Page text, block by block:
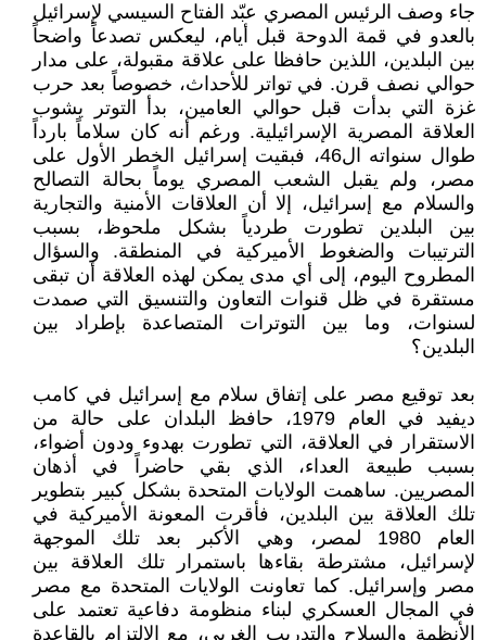
جاء وصف الرئيس المصري عبّد الفتاح السيسي لإسرائيل
بالعدو في قمة الدوحة قبل أيام، ليعكس تصدعاً واضحاً
بين البلدين، اللذين حافظا على علاقة مقبولة، على مدار
حوالي نصف قرن. في تواتر للأحداث، خصوصاً بعد حرب
غزة التي بدأت قبل حوالي العامين، بدأ التوتر يشوب
العلاقة المصرية الإسرائيلية. ورغم أنه كان سلاماً بارداً
طوال سنواته ال46، فبقيت إسرائيل الخطر الأول على
مصر، ولم يقبل الشعب المصري يوماً بحالة التصالح
والسلام مع إسرائيل، إلا أن العلاقات الأمنية والتجارية
بين البلدين تطورت طردياً بشكل ملحوظ، بسبب
الترتيبات والضغوط الأميركية في المنطقة. والسؤال
المطروح اليوم، إلى أي مدى يمكن لهذه العلاقة أن تبقى
مستقرة في ظل قنوات التعاون والتنسيق التي صمدت
لسنوات، وما بين التوترات المتصاعدة بإطراد بين
البلدين؟
بعد توقيع مصر على إتفاق سلام مع إسرائيل في كامب
ديفيد في العام 1979، حافظ البلدان على حالة من
الاستقرار في العلاقة، التي تطورت بهدوء ودون أضواء،
بسبب طبيعة العداء، الذي بقي حاضراً في أذهان
المصريين. ساهمت الولايات المتحدة بشكل كبير بتطوير
تلك العلاقة بين البلدين، فأقرت المعونة الأميركية في
العام 1980 لمصر، وهي الأكبر بعد تلك الموجهة
لإسرائيل، مشترطة بقاءها باستمرار تلك العلاقة بين
مصر وإسرائيل. كما تعاونت الولايات المتحدة مع مصر
في المجال العسكري لبناء منظومة دفاعية تعتمد على
الأنظمة والسلاح والتدريب الغربي، مع الإلتزام بالقاعدة